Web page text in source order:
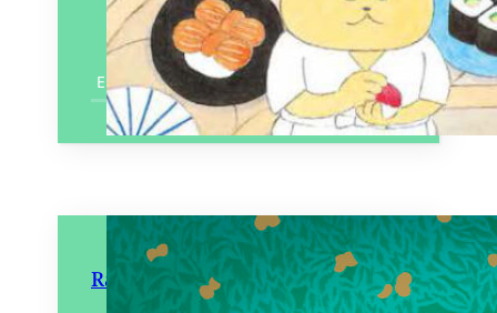
En savoir plus
Raiponce